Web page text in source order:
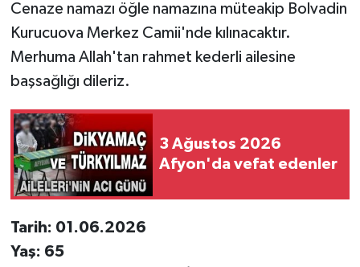
Cenaze namazı öğle namazına müteakip Bolvadin
Kurucuova Merkez Camii'nde kılınacaktır.
Merhuma Allah'tan rahmet kederli ailesine
başsağlığı dileriz.
3 Ağustos 2026
Afyon'da vefat edenler
Tarih: 01.06.2026
Yaş: 65